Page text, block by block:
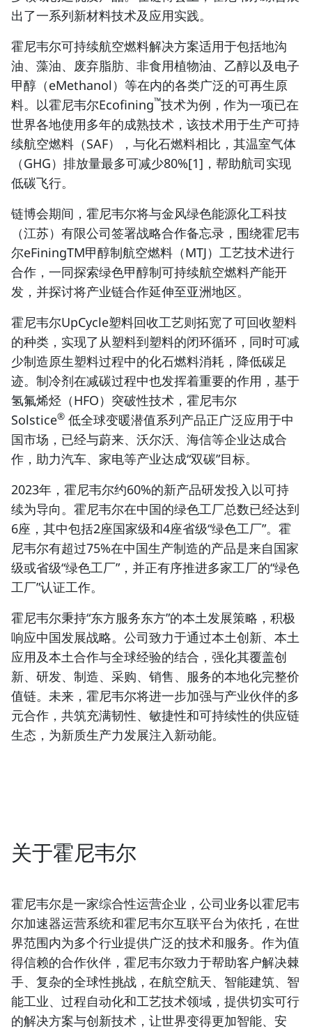
出了一系列新材料技术及应用实践。
霍尼韦尔可持续航空燃料解决方案适用于包括地沟
油、藻油、废弃脂肪、非食用植物油、乙醇以及电子
甲醇（eMethanol）等在内的各类广泛的可再生原
料。以霍尼韦尔Ecofining™技术为例，作为一项已在
世界各地使用多年的成熟技术，该技术用于生产可持
续航空燃料（SAF），与化石燃料相比，其温室气体
（GHG）排放量最多可减少80%[1]，帮助航司实现
低碳飞行。
链博会期间，霍尼韦尔将与金风绿色能源化工科技
（江苏）有限公司签署战略合作备忘录，围绕霍尼韦
尔eFiningTM甲醇制航空燃料（MTJ）工艺技术进行
合作，一同探索绿色甲醇制可持续航空燃料产能开
发，并探讨将产业链合作延伸至亚洲地区。
霍尼韦尔UpCycle塑料回收工艺则拓宽了可回收塑料
的种类，实现了从塑料到塑料的闭环循环，同时可减
少制造原生塑料过程中的化石燃料消耗，降低碳足
迹。制冷剂在减碳过程中也发挥着重要的作用，基于
氢氟烯烃（HFO）突破性技术，霍尼韦尔
Solstice® 低全球变暖潜值系列产品正广泛应用于中
国市场，已经与蔚来、沃尔沃、海信等企业达成合
作，助力汽车、家电等产业达成“双碳”目标。
2023年，霍尼韦尔约60%的新产品研发投入以可持
续为导向。霍尼韦尔在中国的绿色工厂总数已经达到
6座，其中包括2座国家级和4座省级“绿色工厂”。霍
尼韦尔有超过75%在中国生产制造的产品是来自国家
级或省级“绿色工厂”，并正有序推进多家工厂的“绿色
工厂”认证工作。
霍尼韦尔秉持“东方服务东方”的本土发展策略，积极
响应中国发展战略。公司致力于通过本土创新、本土
应用及本土合作与全球经验的结合，强化其覆盖创
新、研发、制造、采购、销售、服务的本地化完整价
值链。未来，霍尼韦尔将进一步加强与产业伙伴的多
元合作，共筑充满韧性、敏捷性和可持续性的供应链
生态，为新质生产力发展注入新动能。
关于霍尼韦尔
霍尼韦尔是一家综合性运营企业，公司业务以霍尼韦
尔加速器运营系统和霍尼韦尔互联平台为依托，在世
界范围内为多个行业提供广泛的技术和服务。作为值
得信赖的合作伙伴，霍尼韦尔致力于帮助客户解决棘
手、复杂的全球性挑战，在航空航天、智能建筑、智
能工业、过程自动化和工艺技术领域，提供切实可行
的解决方案与创新技术，让世界变得更加智能、安